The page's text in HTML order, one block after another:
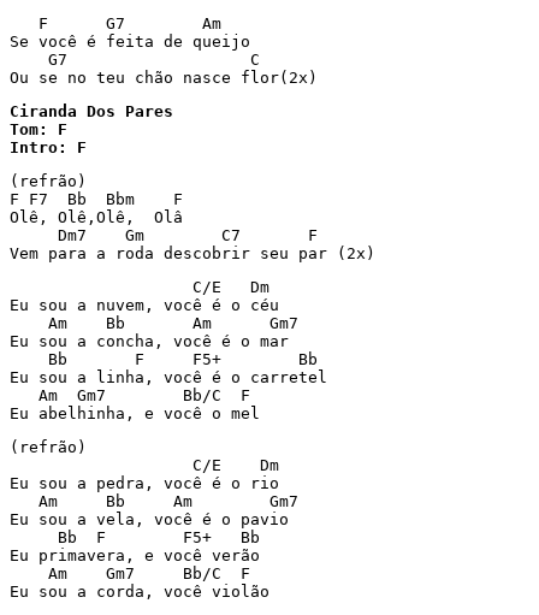
   F      G7        Am
Se você é feita de queijo
    G7                   C
Ciranda Dos Pares
Tom: F
Intro: F
(refrão)
F F7  Bb  Bbm    F
Olê, Olê,Olê,  Olâ
     Dm7    Gm        C7       F
Vem para a roda descobrir seu par (2x)
                   C/E   Dm
Eu sou a nuvem, você é o céu
    Am    Bb       Am      Gm7
Eu sou a concha, você é o mar
    Bb       F     F5+        Bb
Eu sou a linha, você é o carretel
   Am  Gm7        Bb/C  F
Eu abelhinha, e você o mel
(refrão)
                   C/E    Dm
Eu sou a pedra, você é o rio
   Am     Bb     Am        Gm7
Eu sou a vela, você é o pavio
     Bb  F        F5+   Bb
Eu primavera, e você verão
    Am    Gm7     Bb/C  F
Eu sou a corda, você violão